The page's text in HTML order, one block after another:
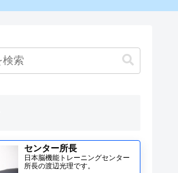
センター所長
日本脳機能トレーニングセンター
所長の渡辺光理です。